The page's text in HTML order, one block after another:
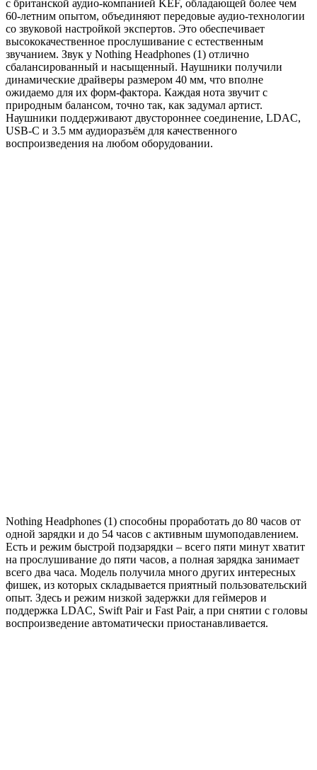
с британской аудио-компанией KEF, обладающей более чем
60-летним опытом, объединяют передовые аудио-технологии
со звуковой настройкой экспертов. Это обеспечивает
высококачественное прослушивание с естественным
звучанием. Звук у Nothing Headphones (1) отлично
сбалансированный и насыщенный. Наушники получили
динамические драйверы размером 40 мм, что вполне
ожидаемо для их форм-фактора. Каждая нота звучит с
природным балансом, точно так, как задумал артист.
Наушники поддерживают двустороннее соединение, LDAC,
USB-C и 3.5 мм аудиоразъём для качественного
воспроизведения на любом оборудовании.
Nothing Headphones (1) способны проработать до 80 часов от
одной зарядки и до 54 часов с активным шумоподавлением.
Есть и режим быстрой подзарядки – всего пяти минут хватит
на прослушивание до пяти часов, а полная зарядка занимает
всего два часа. Модель получила много других интересных
фишек, из которых складывается приятный пользовательский
опыт. Здесь и режим низкой задержки для геймеров и
поддержка LDAC, Swift Pair и Fast Pair, а при снятии с головы
воспроизведение автоматически приостанавливается.